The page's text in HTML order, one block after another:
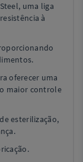
uma liga
à
oferecer uma
maior controle
esterilização,